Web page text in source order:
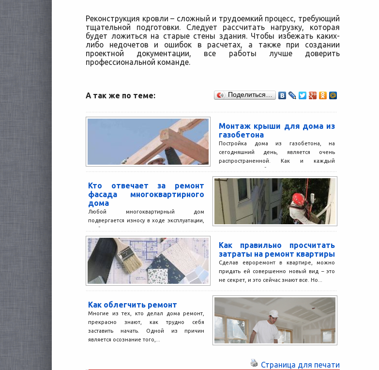
Реконструкция кровли – сложный и трудоемкий процесс, требующий
тщательной подготовки. Следует рассчитать нагрузку, которая
будет ложиться на старые стены здания. Чтобы избежать каких-
либо недочетов и ошибок в расчетах, а также при создании
проектной документации, все работы лучше доверить
профессиональной команде.
А так же по теме: Поделиться…
Монтаж крыши для дома из
газобетона
Постройка дома из газобетона, на
сегодняшний день, является очень
распространенной. Как и каждый
материал, газобетон имеет несколько
изъянов. Одним из...
Кто отвечает за ремонт
фасада многоквартирного
дома
Любой многоквартирный дом
подвергается износу в ходе эксплуатации,
особенно постоянно это касается
фасадной части. Разрушение
облицовочных материалов сказывается не
только...
Как правильно просчитать
затраты на ремонт квартиры
Сделав евроремонт в квартире, можно
придать ей совершенно новый вид – это
не секрет, и это сейчас знают все. Но...
Как облегчить ремонт
Многие из тех, кто делал дома ремонт,
прекрасно знают, как трудно себя
заставить начать. Одной из причин
является осознание того,...
Страница для печати